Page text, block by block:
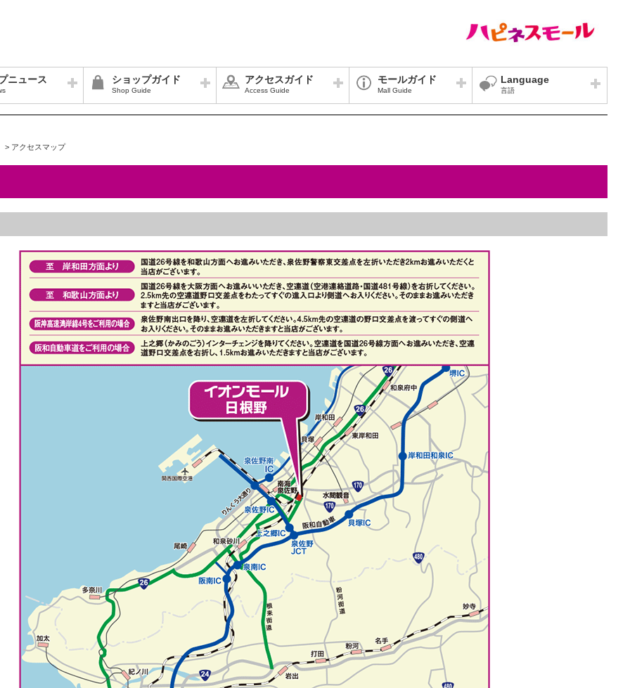
ニュース ショップガイド
Shop Guide
アクセスガイド
Access Guide
モールガイド
Mall Guide
Language
言語
> アクセスマップ